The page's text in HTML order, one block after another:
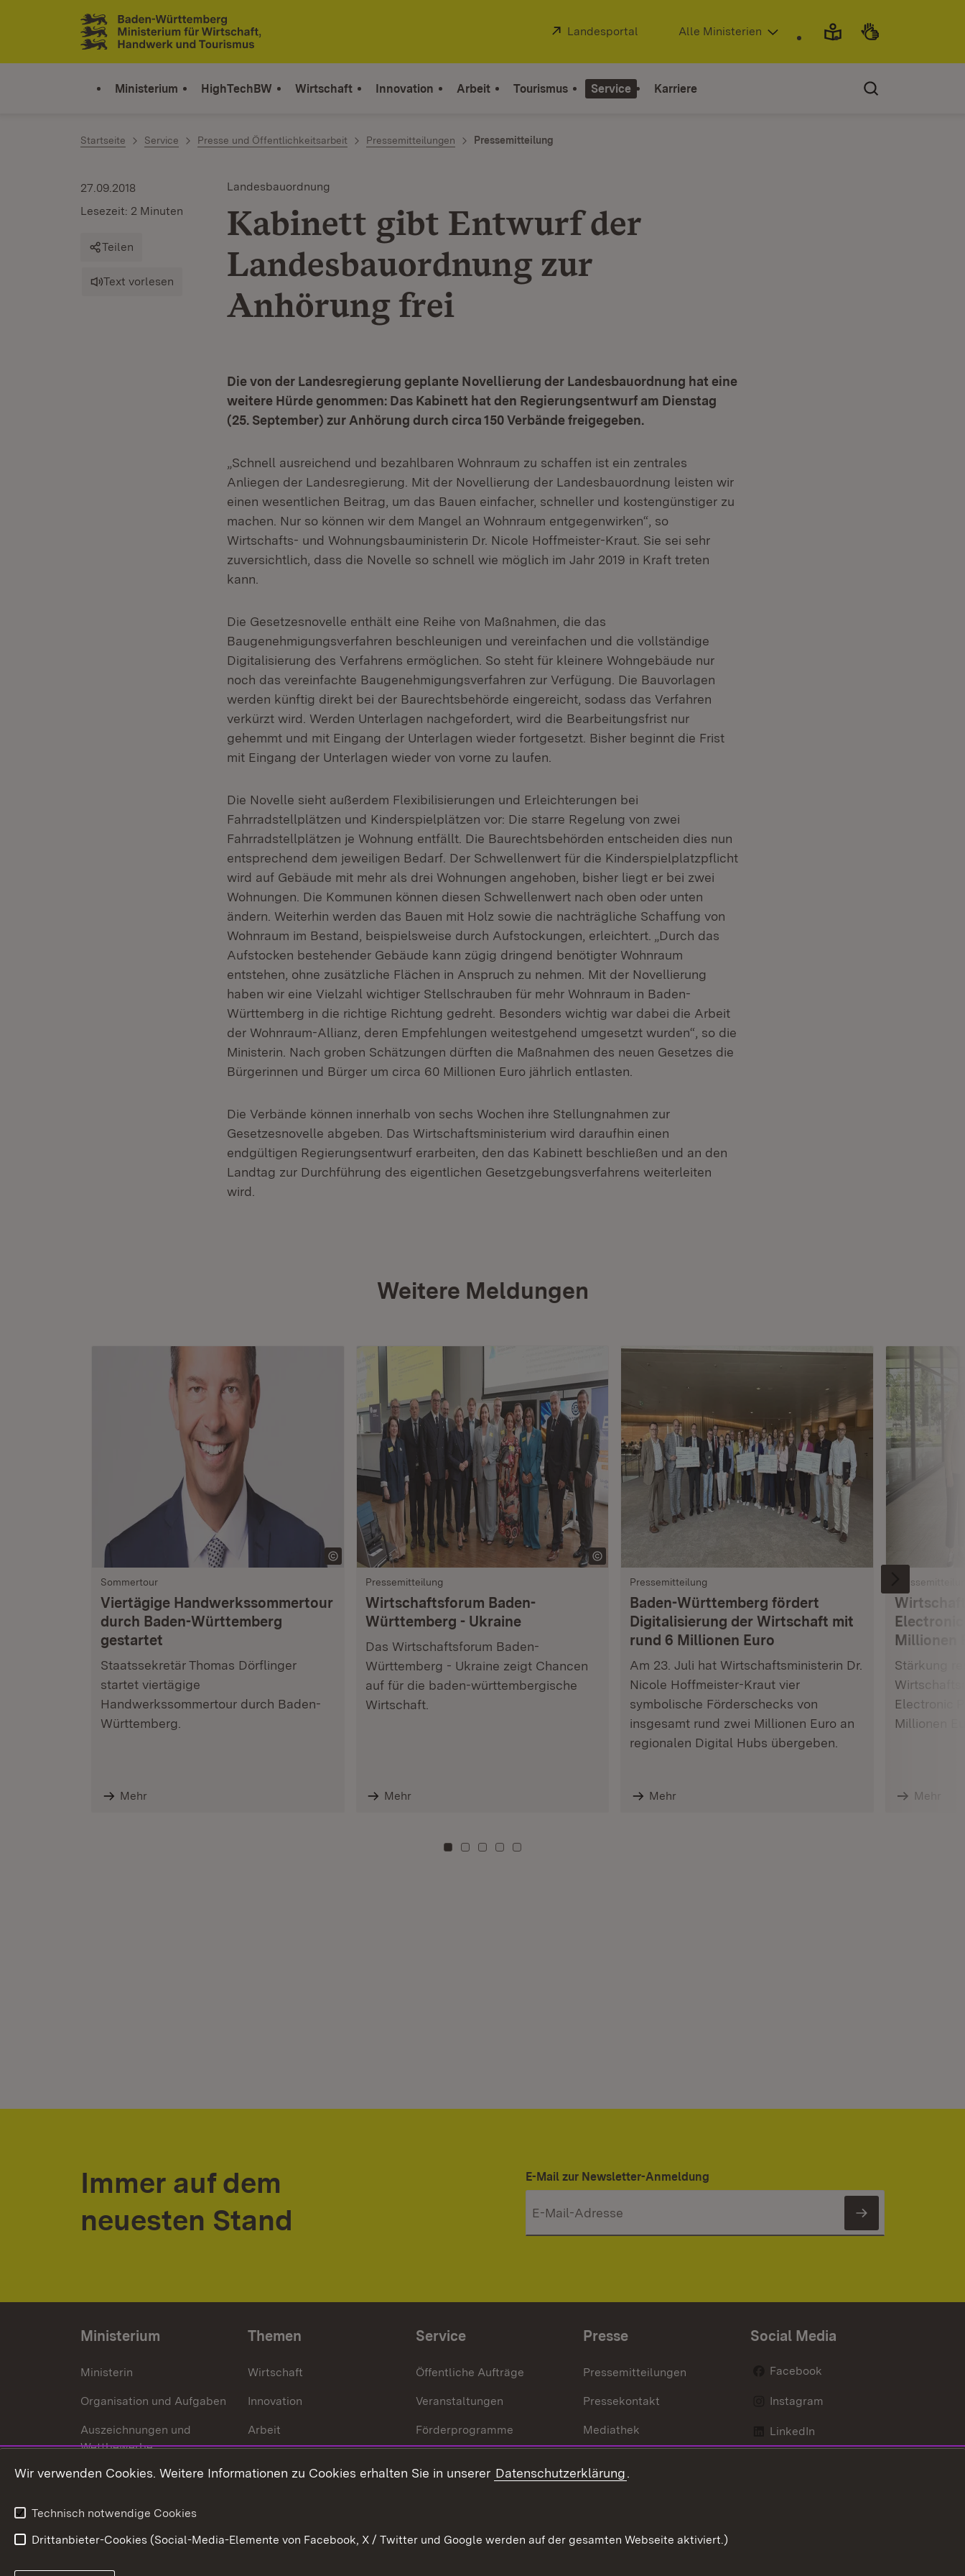
Zum Inhalt springen
Link zur Startseite
Extern:
Landesportal (Öffnet in neuem Fenster)
Alle Ministerien
Ministerium HighTechBW Wirtschaft Innovation Arbeit Tourismus Service Karriere
Startseite Service Presse und Öffentlichkeitsarbeit Pressemitteilungen Pressemitteilung
Landesbauordnung
Kabinett gibt Entwurf der
Landesbauordnung zur
Anhörung frei
27.09.2018
Lesezeit: 2 Minuten
Teilen
Text vorlesen
Die von der Landesregierung geplante Novellierung der Landesbauordnung hat eine
weitere Hürde genommen: Das Kabinett hat den Regierungsentwurf am Dienstag
(25. September) zur Anhörung durch circa 150 Verbände freigegeben.
„Schnell ausreichend und bezahlbaren Wohnraum zu schaffen ist ein zentrales
Anliegen der Landesregierung. Mit der Novellierung der Landesbauordnung leisten wir
einen wesentlichen Beitrag, um das Bauen einfacher, schneller und kostengünstiger zu
machen. Nur so können wir dem Mangel an Wohnraum entgegenwirken“, so
Wirtschafts- und Wohnungsbauministerin Dr. Nicole Hoffmeister-Kraut. Sie sei sehr
zuversichtlich, dass die Novelle so schnell wie möglich im Jahr 2019 in Kraft treten
kann.
Die Gesetzesnovelle enthält eine Reihe von Maßnahmen, die das
Baugenehmigungsverfahren beschleunigen und vereinfachen und die vollständige
Digitalisierung des Verfahrens ermöglichen. So steht für kleinere Wohngebäude nur
noch das vereinfachte Baugenehmigungsverfahren zur Verfügung. Die Bauvorlagen
werden künftig direkt bei der Baurechtsbehörde eingereicht, sodass das Verfahren
verkürzt wird. Werden Unterlagen nachgefordert, wird die Bearbeitungsfrist nur
gehemmt und mit Eingang der Unterlagen wieder fortgesetzt. Bisher beginnt die Frist
mit Eingang der Unterlagen wieder von vorne zu laufen.
Die Novelle sieht außerdem Flexibilisierungen und Erleichterungen bei
Fahrradstellplätzen und Kinderspielplätzen vor: Die starre Regelung von zwei
Fahrradstellplätzen je Wohnung entfällt. Die Baurechtsbehörden entscheiden dies nun
entsprechend dem jeweiligen Bedarf. Der Schwellenwert für die Kinderspielplatzpflicht
wird auf Gebäude mit mehr als drei Wohnungen angehoben, bisher liegt er bei zwei
Wohnungen. Die Kommunen können diesen Schwellenwert nach oben oder unten
ändern. Weiterhin werden das Bauen mit Holz sowie die nachträgliche Schaffung von
Wohnraum im Bestand, beispielsweise durch Aufstockungen, erleichtert. „Durch das
Aufstocken bestehender Gebäude kann zügig dringend benötigter Wohnraum
entstehen, ohne zusätzliche Flächen in Anspruch zu nehmen. Mit der Novellierung
haben wir eine Vielzahl wichtiger Stellschrauben für mehr Wohnraum in Baden-
Württemberg in die richtige Richtung gedreht. Besonders wichtig war dabei die Arbeit
der Wohnraum-Allianz, deren Empfehlungen weitestgehend umgesetzt wurden“, so die
Ministerin. Nach groben Schätzungen dürften die Maßnahmen des neuen Gesetzes die
Bürgerinnen und Bürger um circa 60 Millionen Euro jährlich entlasten.
Die Verbände können innerhalb von sechs Wochen ihre Stellungnahmen zur
Gesetzesnovelle abgeben. Das Wirtschaftsministerium wird daraufhin einen
endgültigen Regierungsentwurf erarbeiten, den das Kabinett beschließen und an den
Landtag zur Durchführung des eigentlichen Gesetzgebungsverfahrens weiterleiten
wird.
Weitere Meldungen
Sommertour
Viertägige Handwerkssommertour
durch Baden-Württemberg
gestartet
Staatssekretär Thomas Dörflinger
startet viertägige
Handwerkssommertour durch Baden-
Württemberg.
Mehr
Pressemitteilung
Wirtschaftsforum Baden-
Württemberg - Ukraine
Das Wirtschaftsforum Baden-
Württemberg - Ukraine zeigt Chancen
auf für die baden-württembergische
Wirtschaft.
Mehr
Pressemitteilung
Baden-Württemberg fördert
Digitalisierung der Wirtschaft mit
rund 6 Millionen Euro
Am 23. Juli hat Wirtschaftsministerin Dr.
Nicole Hoffmeister-Kraut vier
symbolische Förderschecks von
insgesamt rund zwei Millionen Euro an
regionalen Digital Hubs übergeben.
Mehr
Millionen
Stärkung
Electronic
Millionen
Mehr
Zu Kachel: 0
Zu Kachel: 3
Zu Kachel: 6
Zu Kachel: 9
Zu Kachel: 12
Immer auf dem
neuesten Stand
E-Mail zur Newsletter-Anmeldung
Newsletter
Ministerium
Ministerin
Organisation und Aufgaben
Auszeichnungen und
Wettbewerbe
Themen
Wirtschaft
Innovation
Arbeit
Service
Öffentliche Aufträge
Veranstaltungen
Förderprogramme
Presse
Pressemitteilungen
Pressekontakt
Mediathek
Social Media
Facebook
Instagram
LinkedIn
Wir verwenden Cookies. Weitere Informationen zu Cookies erhalten Sie in unserer Datenschutzerklärung.
Technisch notwendige Cookies
Drittanbieter-Cookies (Social-Media-Elemente von Facebook, X / Twitter und Google werden auf der gesamten Webseite aktiviert.)